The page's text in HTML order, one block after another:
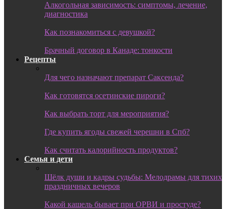
Алкогольная зависимость: симптомы, лечение,
диагностика
Как познакомиться с девушкой?
Брачный договор в Канаде: тонкости
Рецепты
Для чего назначают препарат Саксенда?
Как готовятся осетинские пироги?
Как выбрать торт для мероприятия?
Где купить ягоды свежей черешни в Спб?
Как считать калорийность продуктов?
Семья и дети
Шёлк души и кадры судьбы: Мелодрамы для тихих
праздничных вечеров
Какой кашель бывает при ОРВИ и простуде?